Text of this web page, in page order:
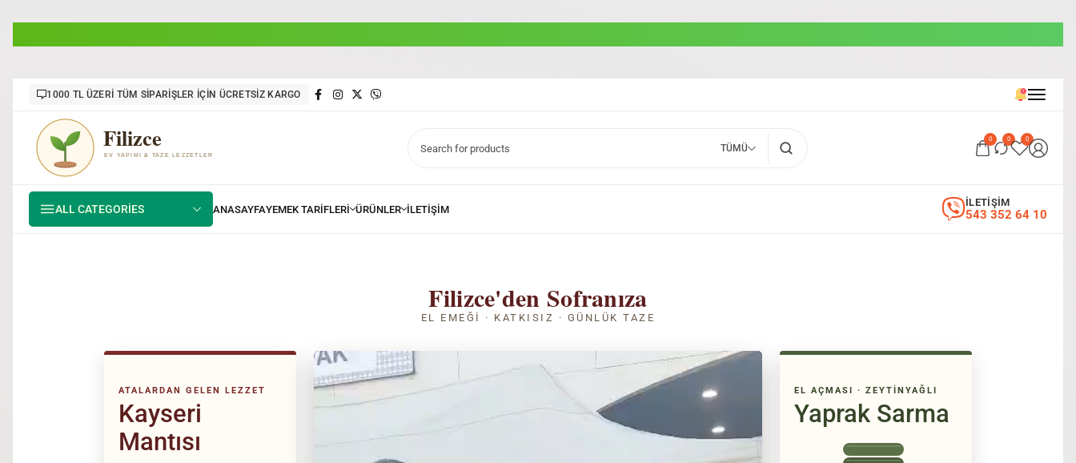
1000 TL ÜZERİ TÜM SİPARİŞLER İÇİN ÜCRETSİZ KARGO
TÜMÜ
0 0 0
ALL CATEGORIES 543 352 64 10
İLETİŞİM
Filizce'den Sofranıza
EL EMEĞI · KATKISIZ · GÜNLÜK TAZE
ATALARDAN GELEN LEZZET
Kayseri
Mantısı
EL AÇMASI · ZEYTINYAĞLI
Yaprak Sarma